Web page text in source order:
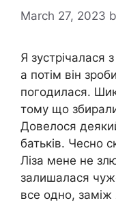
March 27, 2023
Я зустрічалася
а потім він
погодилася.
тому що
Довелося
батьків. Чесно
Ліза мене не
залишалася
все одно,